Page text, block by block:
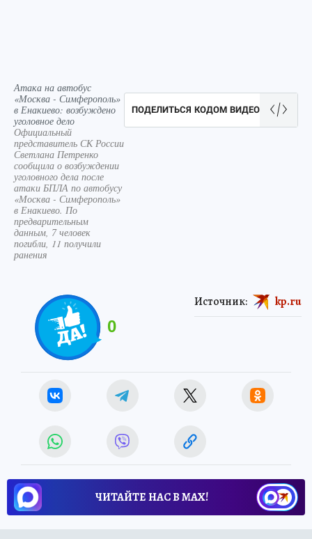
Атака на автобус
«Москва - Симферополь»
в Енакиево: возбуждено
уголовное дело
Официальный
представитель СК России
Светлана Петренко
сообщила о возбуждении
уголовного дела после
атаки БПЛА по автобусу
«Москва - Симферополь»
в Енакиево. По
предварительным
данным, 7 человек
погибли, 11 получили
ранения
ПОДЕЛИТЬСЯ КОДОМ ВИДЕО
0
Источник: kp.ru
ЧИТАЙТЕ НАС В МАХ!